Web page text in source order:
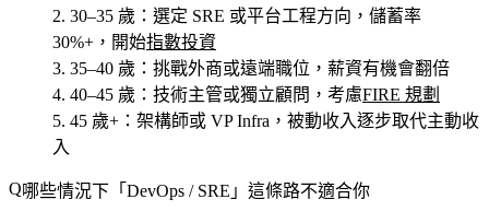
30–35 歲 ：選定 SRE 或平台工程方向，儲蓄率
30%+，開始指數投資
35–40 歲 ：挑戰外商或遠端職位，薪資有機會翻倍
40–45 歲 ：技術主管或獨立顧問，考慮FIRE 規劃
45 歲+ ：架構師或 VP Infra，被動收入逐步取代主動收
入
哪些情況下「DevOps / SRE」這條路不適合你